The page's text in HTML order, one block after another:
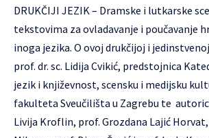
DRUKČIJI JEZIK – Dramske i lutkarske
tekstovima za ovladavanje i poučavanje
inoga jezika. O ovoj drukčijoj i
prof. dr. sc. Lidija Cvikić, predstojnica
jezik i književnost, scensku i medijsku
fakulteta Sveučilišta u Zagrebu te
Livija Kroflin, prof. Grozdana Lajić